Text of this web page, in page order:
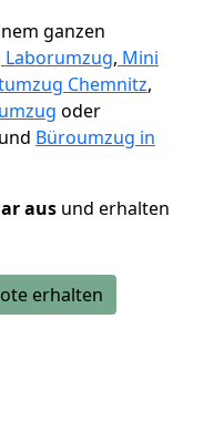
ganzen
Laborumzug, Mini
Chemnitz,
oder
und Büroumzug in
aus und erhalten
erhalten